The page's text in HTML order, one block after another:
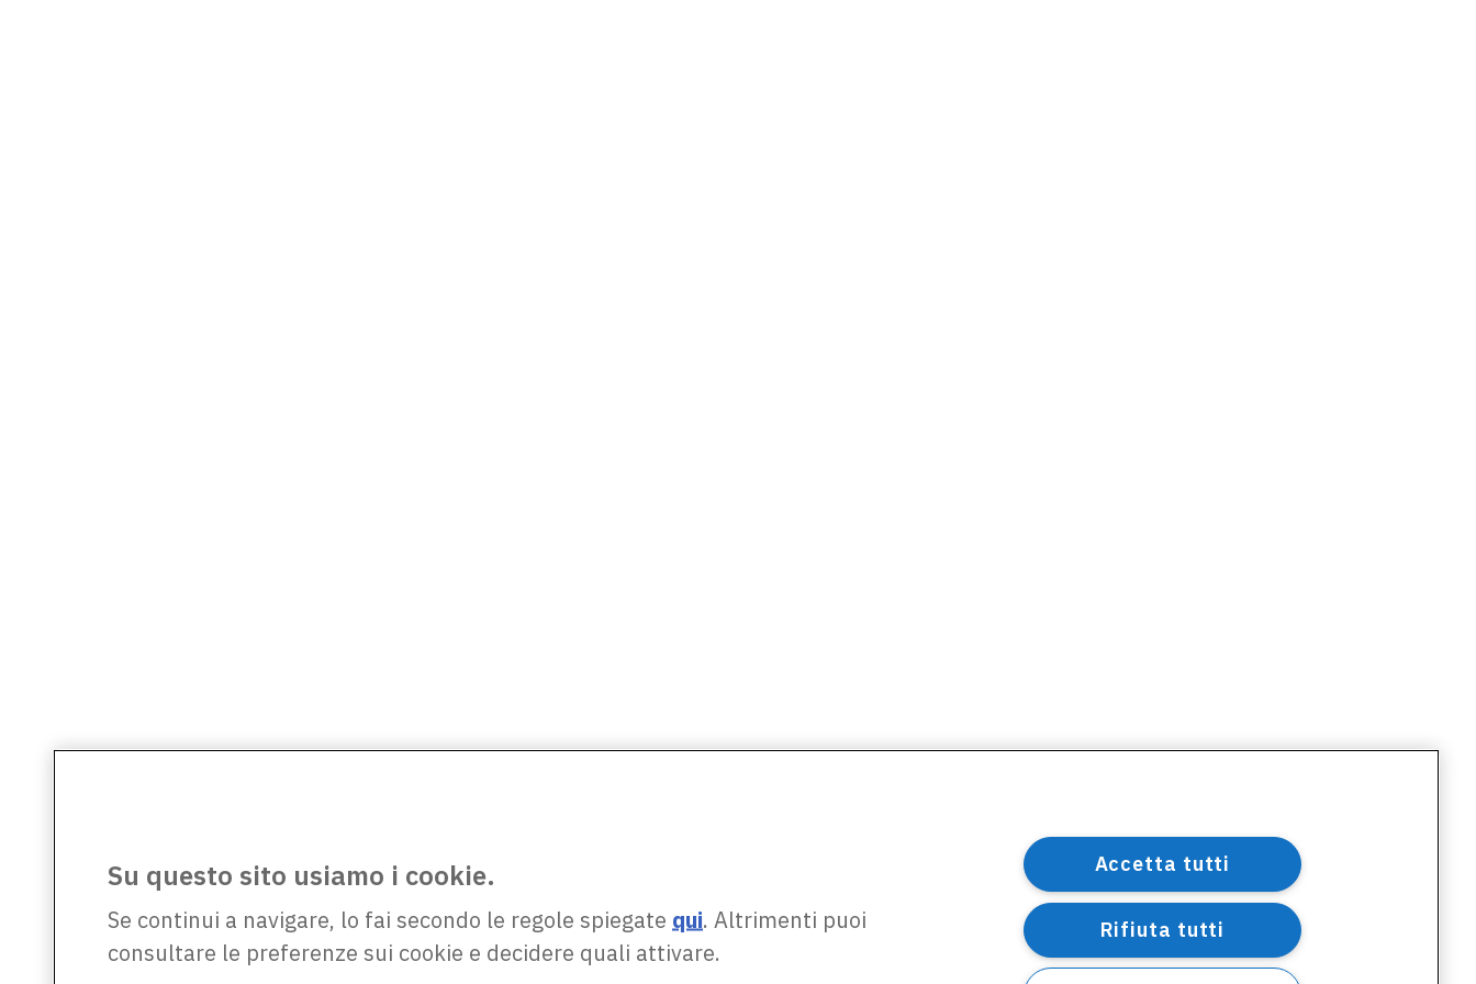
Su questo sito usiamo i cookie.
Se continui a navigare, lo fai secondo le regole spiegate qui. Altrimenti puoi
consultare le preferenze sui cookie e decidere quali attivare.
Accetta tutti
Rifiuta tutti